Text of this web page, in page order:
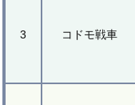
3 コドモ戦車